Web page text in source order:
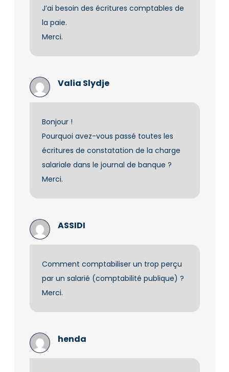
J’ai besoin des écritures comptables de
la paie.
Merci.
Valia Slydje
Bonjour !
Pourquoi avez-vous passé toutes les
écritures de constatation de la charge
salariale dans le journal de banque ?
Merci.
ASSIDI
Comment comptabiliser un trop perçu
par un salarié (comptabilité publique) ?
Merci.
henda